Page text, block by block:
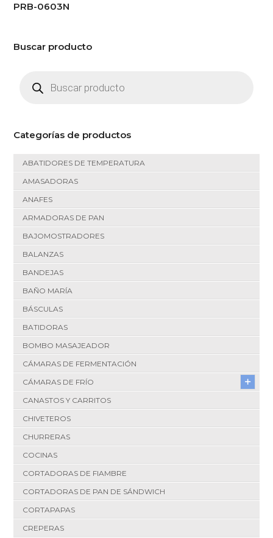
PRB-0603N
Buscar producto
productos
Categorías de productos
ABATIDORES DE TEMPERATURA
AMASADORAS
ANAFES
ARMADORAS DE PAN
BAJOMOSTRADORES
BALANZAS
BANDEJAS
BAÑO MARÍA
BÁSCULAS
BATIDORAS
BOMBO MASAJEADOR
CÁMARAS DE FERMENTACIÓN
CÁMARAS DE FRÍO
CANASTOS Y CARRITOS
CHIVETEROS
CHURRERAS
COCINAS
CORTADORAS DE FIAMBRE
CORTADORAS DE PAN DE SÁNDWICH
CORTAPAPAS
CREPERAS